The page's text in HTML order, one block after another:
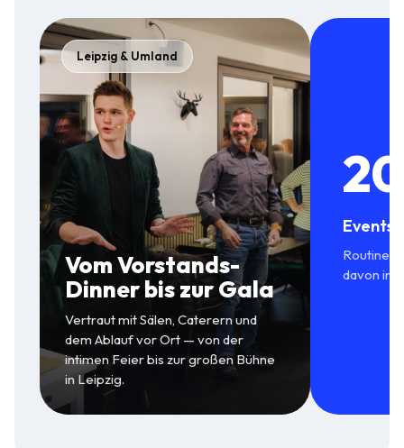
Leipzig & Umland
Vom Vorstands-
Dinner bis zur Gala
Vertraut mit Sälen, Caterern und
dem Ablauf vor Ort — von der
intimen Feier bis zur großen Bühne
in Leipzig.
Events
Routine
davon in